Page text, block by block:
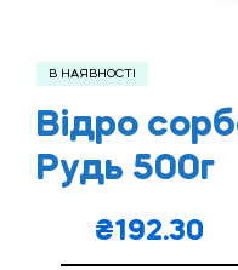
В НАЯВНОСТІ
Відро
Рудь 500г
₴192.30